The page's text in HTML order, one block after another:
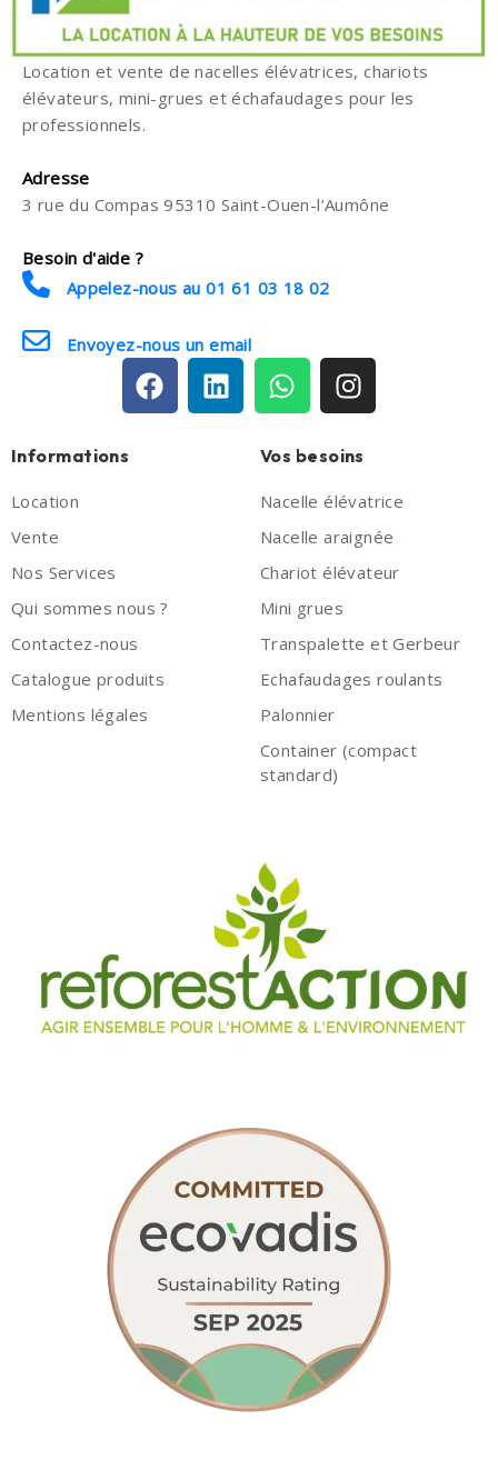
Location et vente de nacelles élévatrices, chariots
élévateurs, mini-grues et échafaudages pour les
professionnels.
Adresse
3 rue du Compas 95310 Saint-Ouen-l’Aumône
Besoin d'aide ?
Appelez-nous au 01 61 03 18 02
Envoyez-nous un email
Informations
Location
Vente
Nos Services
Qui sommes nous ?
Contactez-nous
Catalogue produits
Mentions légales
Vos besoins
Nacelle élévatrice
Nacelle araignée
Chariot élévateur
Mini grues
Transpalette et Gerbeur
Echafaudages roulants
Palonnier
Container (compact
standard)